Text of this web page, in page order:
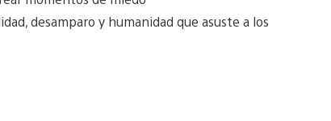
desamparo y humanidad que asuste a los